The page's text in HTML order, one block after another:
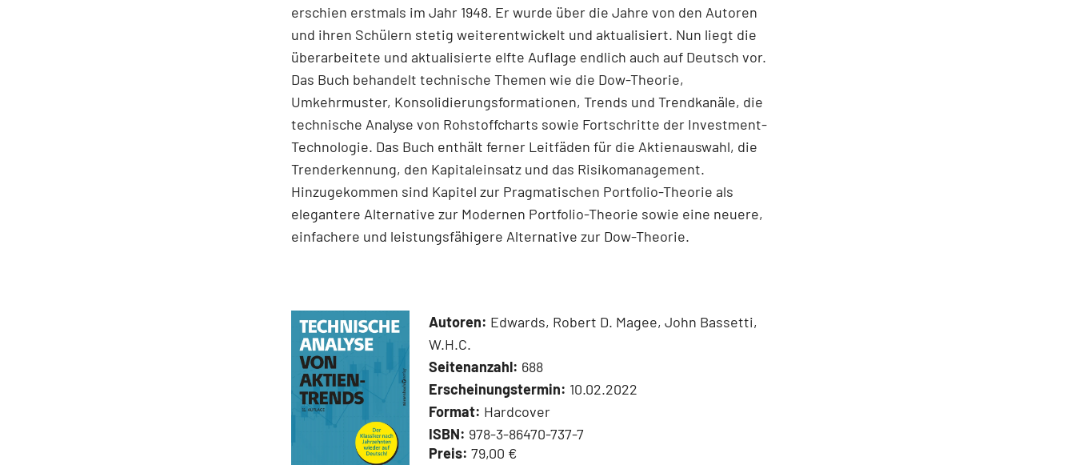
erschien erstmals im Jahr 1948. Er wurde über die Jahre von den Autoren
und ihren Schülern stetig weiterentwickelt und aktualisiert. Nun liegt die
überarbeitete und aktualisierte elfte Auflage endlich auch auf Deutsch vor.
Das Buch behandelt technische Themen wie die Dow-Theorie,
Umkehrmuster, Konsolidierungsformationen, Trends und Trend­kanäle, die
technische Analyse von Rohstoffcharts sowie Fortschritte der Investment-
Technologie. Das Buch enthält ferner Leitfäden für die Aktienauswahl, die
Trenderkennung, den Kapitaleinsatz und das Risikomanagement.
Hinzugekommen sind Kapitel zur Pragmatischen Portfolio-Theorie als
elegantere Alternative zur Modernen Portfolio-Theorie sowie eine neuere,
einfachere und leistungsfähigere Alternative zur Dow-Theorie.
Autoren: Edwards, Robert D. Magee, John Bassetti,
W.H.C.
Seitenanzahl: 688
Erscheinungstermin: 10.02.2022
Format: Hardcover
ISBN: 978-3-86470-737-7
Preis: 79,00 €